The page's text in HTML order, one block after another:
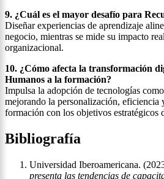
9. ¿Cuál es el mayor desafío para
Diseñar experiencias de aprendizaje
negocio, mientras se mide su impacto
organizacional.
10. ¿Cómo afecta la transformación
Humanos a la formación?
Impulsa la adopción de tecnologías
mejorando la personalización, eficiencia
formación con los objetivos estratégicos
Bibliografía
Universidad Iberoamericana.
presenta las tendencias de